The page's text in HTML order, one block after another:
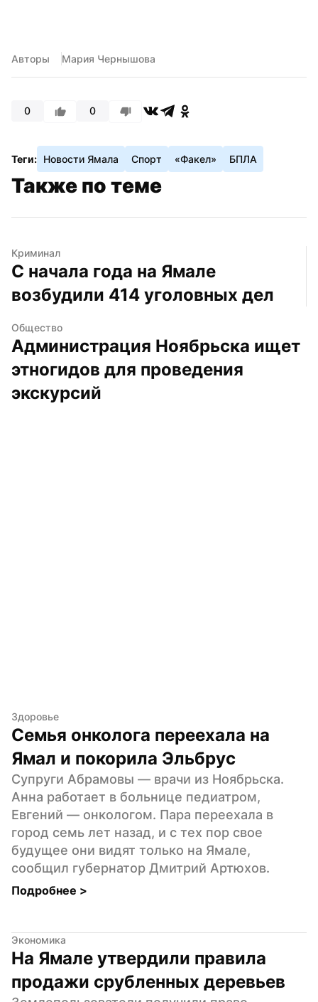
Авторы Мария Чернышова
0 0
Теги: Новости Ямала Спорт «Факел» БПЛА
Также по теме
Криминал
С начала года на Ямале
возбудили 414 уголовных дел
Общество
Администрация Ноябрьска ищет
этногидов для проведения
экскурсий
Здоровье
Семья онколога переехала на
Ямал и покорила Эльбрус
Супруги Абрамовы — врачи из Ноябрьска.
Анна работает в больнице педиатром,
Евгений — онкологом. Пара переехала в
город семь лет назад, и с тех пор свое
будущее они видят только на Ямале,
сообщил губернатор Дмитрий Артюхов.
Подробнее >
Экономика
На Ямале утвердили правила
продажи срубленных деревьев